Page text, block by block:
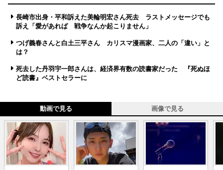
長崎市出身・平和訴えた美輪明宏さん死去 ラストメッセージでも
訴え「愛があれば 戦争なんか起こりません」
つげ義春さんと白土三平さん カリスマ漫画家、二人の「違い」と
は？
死去した丹羽宇一郎さんは、経済界有数の読書家だった 『死ぬほ
ど読書』ベストセラーに
動画で見る 画像で見る